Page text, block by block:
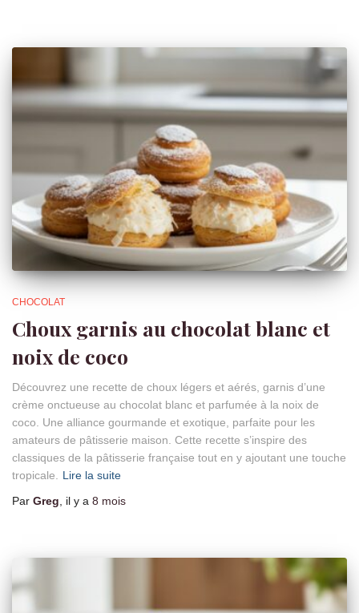
CHOCOLAT
Choux garnis au chocolat blanc et
noix de coco
Découvrez une recette de choux légers et aérés, garnis d’une
crème onctueuse au chocolat blanc et parfumée à la noix de
coco. Une alliance gourmande et exotique, parfaite pour les
amateurs de pâtisserie maison. Cette recette s’inspire des
classiques de la pâtisserie française tout en y ajoutant une touche
tropicale.
Lire la suite
Par Greg , il y a 8 mois